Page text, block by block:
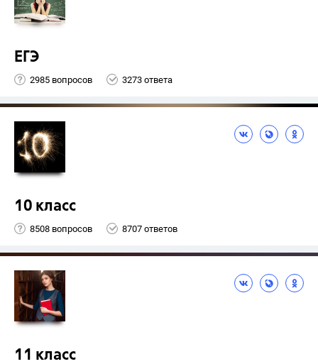
ЕГЭ
2985 вопросов 3273 ответа
10 класс
8508 вопросов 8707 ответов
11 класс